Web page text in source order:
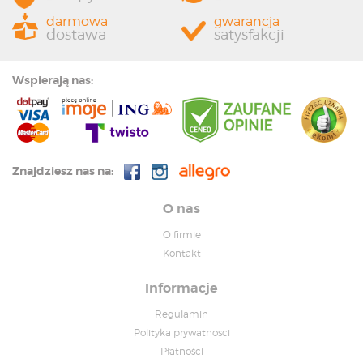
darmowa
dostawa
gwarancja
satysfakcji
Wspierają nas:
Znajdziesz nas na:
O nas
O firmie
Kontakt
Informacje
Regulamin
Polityka prywatnosci
Płatności